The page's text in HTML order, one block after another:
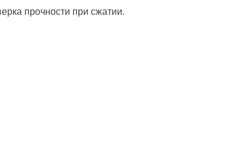
прочности при сжатии.